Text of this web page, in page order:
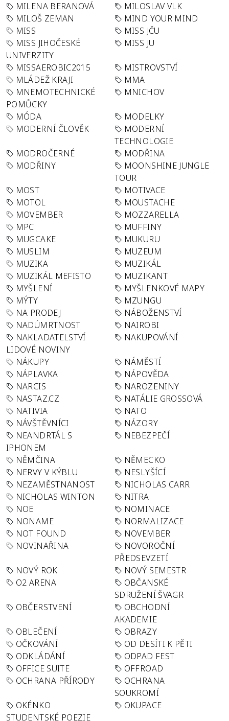
MILENA BERANOVÁ
MILOSLAV VLK
MILOŠ ZEMAN
MIND YOUR MIND
MISS
MISS JČU
MISS JIHOČESKÉ
UNIVERZITY
MISS JU
MISSAEROBIC2015
MISTROVSTVÍ
MLÁDEŽ KRAJI
MMA
MNEMOTECHNICKÉ
POMŮCKY
MNICHOV
MÓDA
MODELKY
MODERNÍ ČLOVĚK
MODERNÍ
TECHNOLOGIE
MODROČERNÉ
MODŘINA
MODŘINY
MOONSHINE JUNGLE
TOUR
MOST
MOTIVACE
MOTOL
MOUSTACHE
MOVEMBER
MOZZARELLA
MPC
MUFFINY
MUGCAKE
MUKURU
MUSLIM
MUZEUM
MUZIKA
MUZIKÁL
MUZIKÁL MEFISTO
MUZIKANT
MYŠLENÍ
MYŠLENKOVÉ MAPY
MÝTY
MZUNGU
NA PRODEJ
NÁBOŽENSTVÍ
NADÚMRTNOST
NAIROBI
NAKLADATELSTVÍ
LIDOVÉ NOVINY
NAKUPOVÁNÍ
NÁKUPY
NÁMĚSTÍ
NÁPLAVKA
NÁPOVĚDA
NARCIS
NAROZENINY
NASTAZ.CZ
NATÁLIE GROSSOVÁ
NATIVIA
NATO
NÁVŠTĚVNÍCI
NÁZORY
NEANDRTÁL S
IPHONEM
NEBEZPEČÍ
NĚMČINA
NĚMECKO
NERVY V KÝBLU
NESLYŠÍCÍ
NEZAMĚSTNANOST
NICHOLAS CARR
NICHOLAS WINTON
NITRA
NOE
NOMINACE
NONAME
NORMALIZACE
NOT FOUND
NOVEMBER
NOVINAŘINA
NOVOROČNÍ
PŘEDSEVZETÍ
NOVÝ ROK
NOVÝ SEMESTR
O2 ARENA
OBČANSKÉ
SDRUŽENÍ ŠVAGR
OBČERSTVENÍ
OBCHODNÍ
AKADEMIE
OBLEČENÍ
OBRAZY
OČKOVÁNÍ
OD DESÍTI K PĚTI
ODKLÁDÁNÍ
ODPAD FEST
OFFICE SUITE
OFFROAD
OCHRANA PŘÍRODY
OCHRANA
SOUKROMÍ
OKÉNKO
STUDENTSKÉ POEZIE
OKUPACE